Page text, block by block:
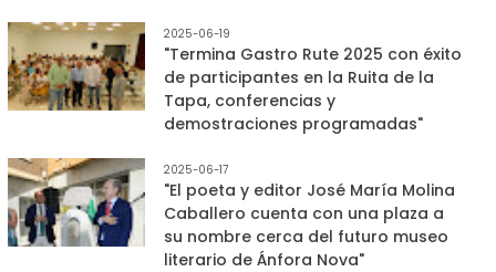
2025-06-19
"Termina Gastro Rute 2025 con éxito
de participantes en la Ruita de la
Tapa, conferencias y
demostraciones programadas"
2025-06-17
"El poeta y editor José María Molina
Caballero cuenta con una plaza a
su nombre cerca del futuro museo
literario de Ánfora Nova"